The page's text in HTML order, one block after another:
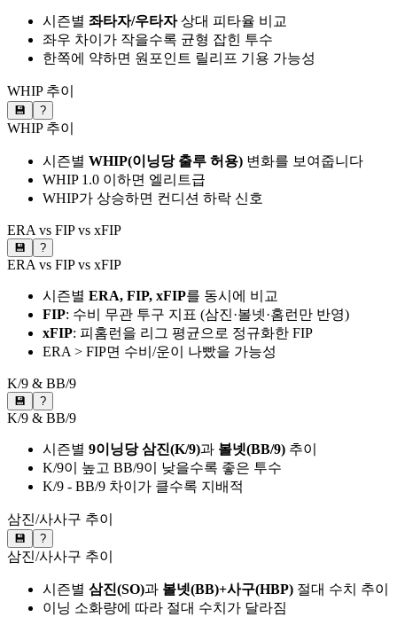
시즌별 좌타자/우타자상대 피타율 비교
좌우 차이가 작을수록 균형 잡힌 투수
한쪽에 약하면 원포인트 릴리프 기용 가능성
WHIP 추이
💾 ?
WHIP 추이
시즌별 WHIP(이닝당 출루 허용) 변화를 보여줍니다
WHIP 1.0 이하면 엘리트급
WHIP가 상승하면 컨디션 하락 신호
ERA vs FIP vs xFIP
💾 ?
ERA vs FIP vs xFIP
시즌별 ERA, FIP, xFIP를 동시에 비교
FIP: 수비 무관 투구 지표 (삼진·볼넷·홈런만 반영)
xFIP: 피홈런을 리그 평균으로 정규화한 FIP
ERA > FIP면 수비/운이 나빴을 가능성
K/9 & BB/9
💾 ?
K/9 & BB/9
시즌별 9이닝당 삼진(K/9)과 볼넷(BB/9) 추이
K/9이 높고 BB/9이 낮을수록 좋은 투수
K/9 - BB/9 차이가 클수록 지배적
삼진/사사구 추이
💾 ?
삼진/사사구 추이
시즌별 삼진(SO)과 볼넷(BB)+사구(HBP) 절대 수치 추이
이닝 소화량에 따라 절대 수치가 달라짐